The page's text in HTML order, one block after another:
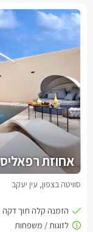
אחוזת רפאליס
סוויטה בצפון, עין יעקב